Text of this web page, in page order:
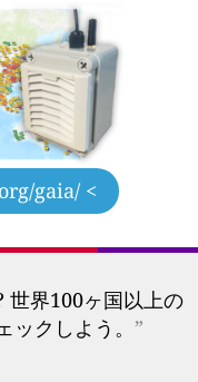
gaia/ <
世界100ヶ国以上の
クしよう。 ”